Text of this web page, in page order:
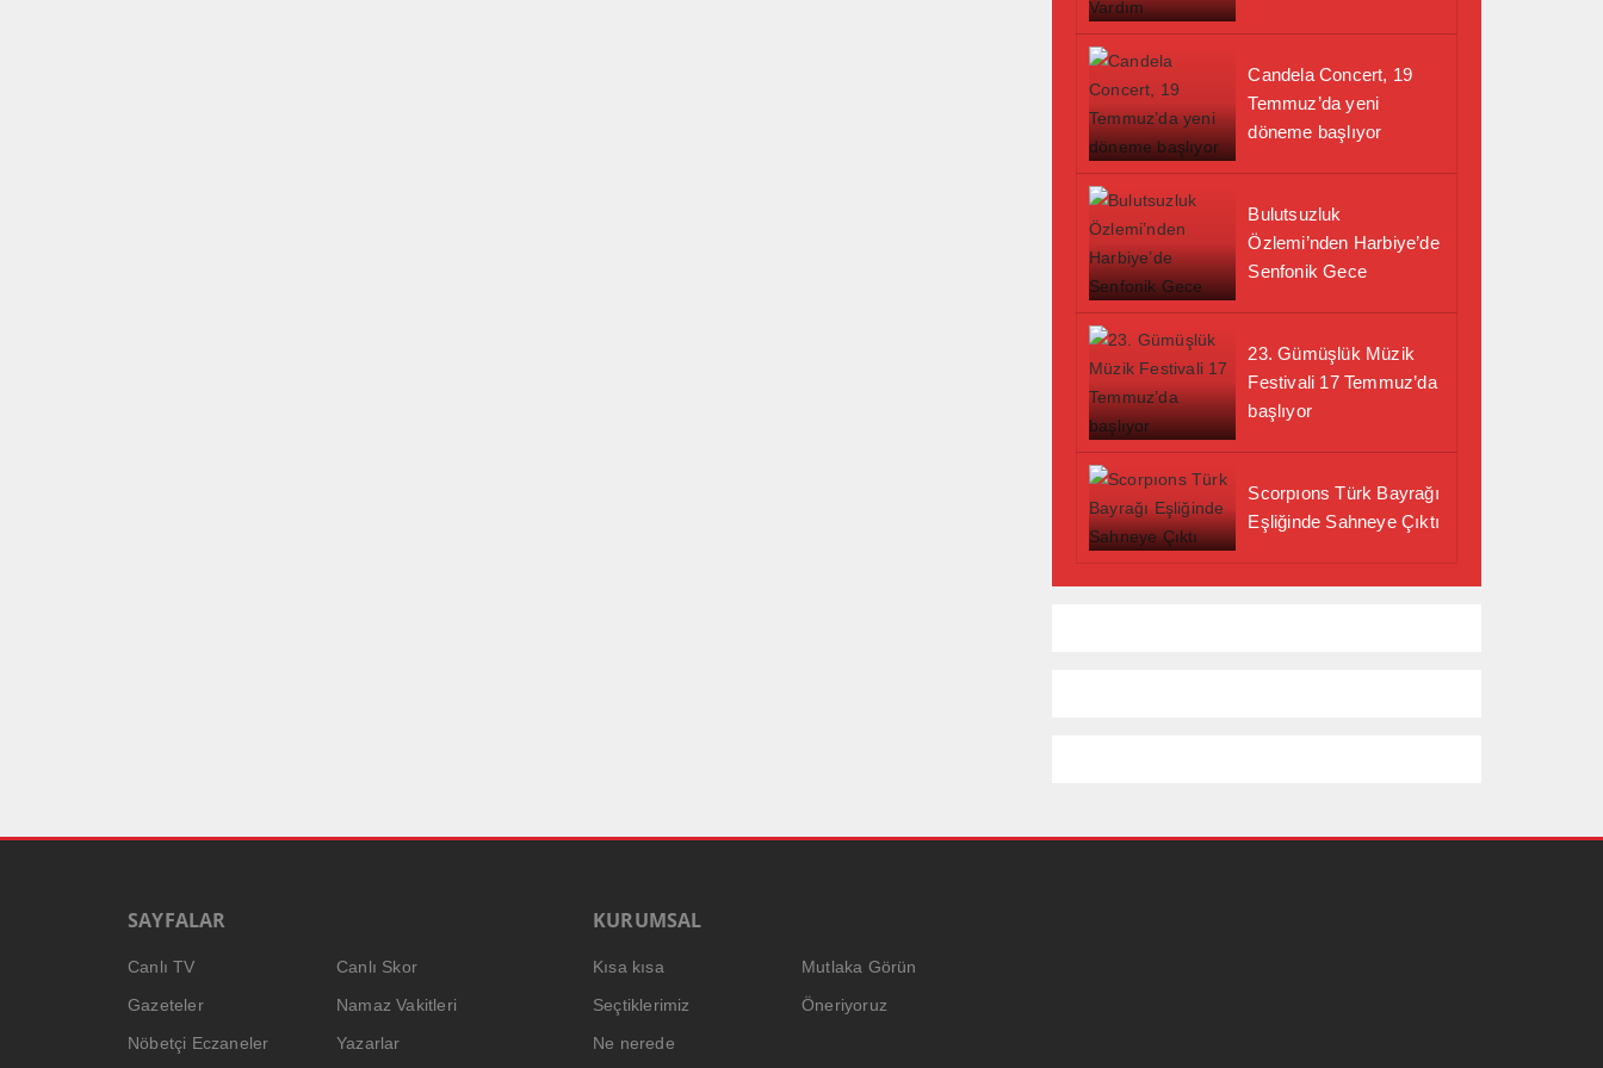
Candela Concert, 19
Temmuz’da yeni
döneme başlıyor
Bulutsuzluk
Özlemi’nden Harbiye’de
Senfonik Gece
23. Gümüşlük Müzik
Festivali 17 Temmuz’da
başlıyor
Scorpıons Türk Bayrağı
Eşliğinde Sahneye Çıktı
SAYFALAR
Canlı TV
Canlı Skor
Gazeteler
Namaz Vakitleri
Nöbetçi Eczaneler
Yazarlar
KURUMSAL
Kısa kısa
Mutlaka Görün
Seçtiklerimiz
Öneriyoruz
Ne nerede